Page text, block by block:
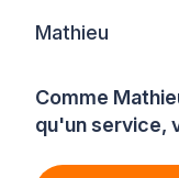
Comme
qu'un service,
Mathieu